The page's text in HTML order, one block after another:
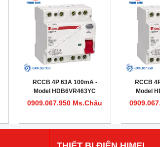
RCCB 4P 63A 100mA -
Model HDB6VR463YC
0909.067.950 Ms.Châu
RCCB
Model